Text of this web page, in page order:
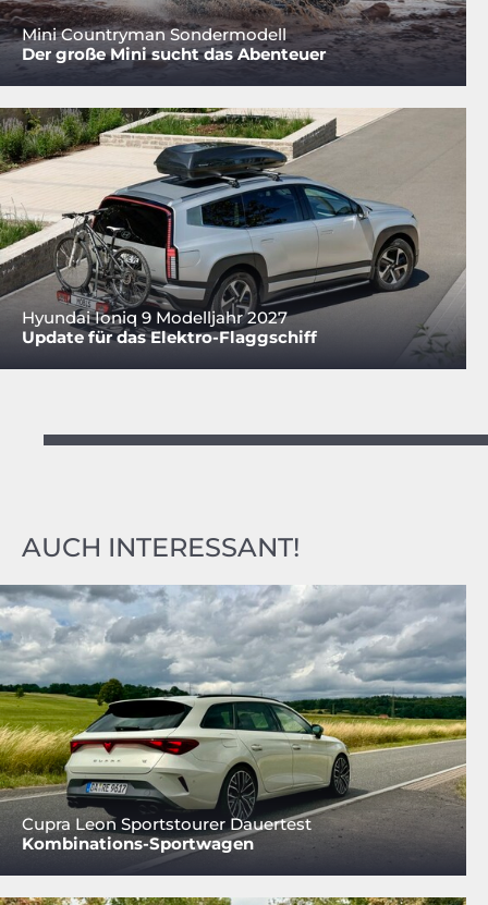
Mini Countryman Sondermodell
Der große Mini sucht das Abenteuer
Hyundai Ioniq 9 Modelljahr 2027
Update für das Elektro-Flaggschiff
AUCH INTERESSANT!
Cupra Leon Sportstourer Dauertest
Kombinations-Sportwagen